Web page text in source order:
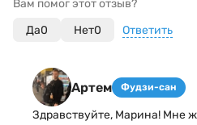
Вам помог этот отзыв?
Да0 Нет0 Ответить
Артем Фудзи-сан
Здравствуйте, Марина! Мне